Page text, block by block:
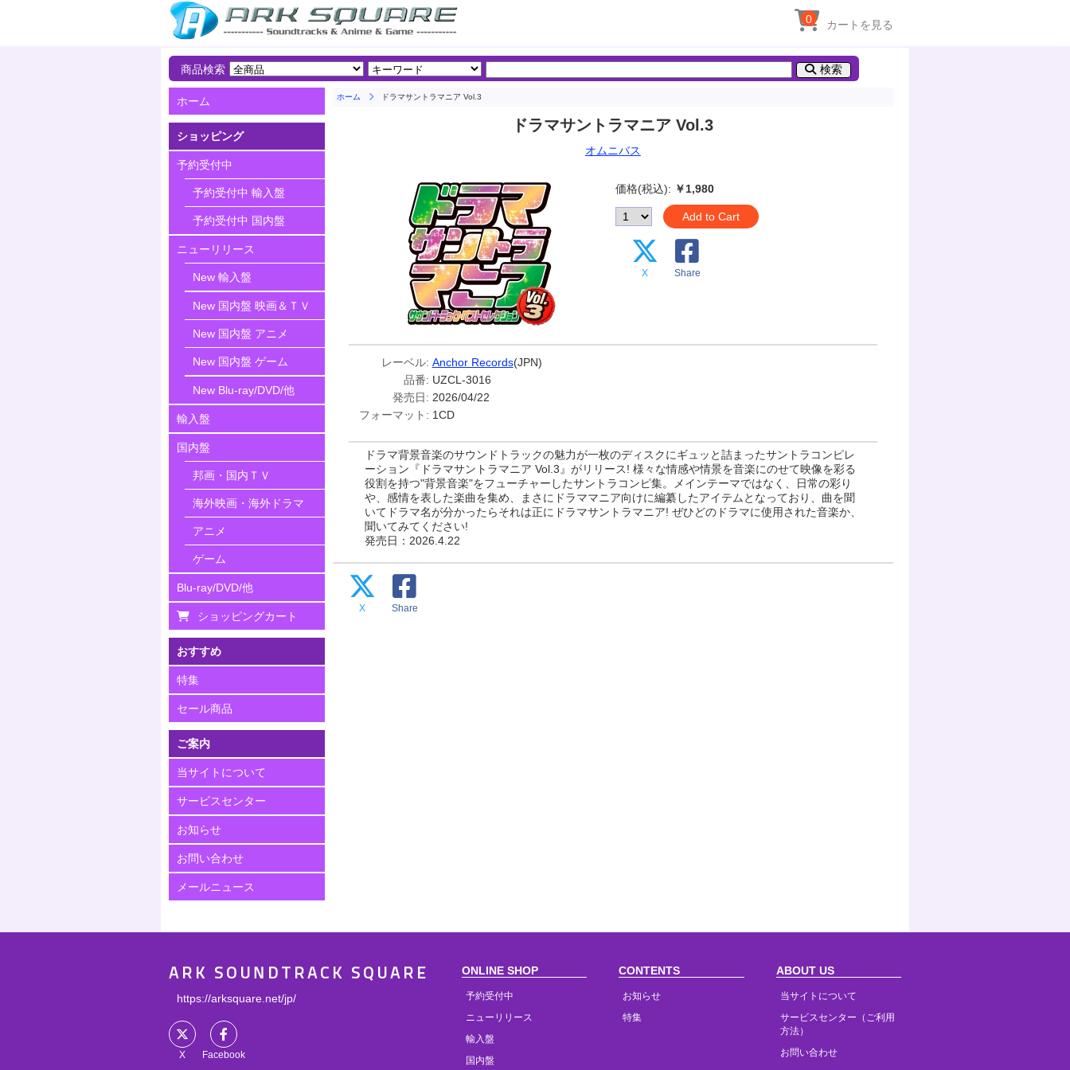
カートを見る
0
商品検索 検索
ホーム
ショッピング
予約受付中
予約受付中 輸入盤
予約受付中 国内盤
ニューリリース
New 輸入盤
New 国内盤 映画＆ＴＶ
New 国内盤 アニメ
New 国内盤 ゲーム
New Blu-ray/DVD/他
輸入盤
国内盤
邦画・国内ＴＶ
海外映画・海外ドラマ
アニメ
ゲーム
Blu-ray/DVD/他
ショッピングカート
おすすめ
特集
セール商品
ご案内
当サイトについて
サービスセンター
お知らせ
お問い合わせ
メールニュース
ホーム ドラマサントラマニア Vol.3
ドラマサントラマニア Vol.3
オムニバス
価格(税込): ￥1,980
Add to Cart
X Share
レーベル: Anchor Records(JPN)
品番: UZCL-3016
発売日: 2026/04/22
フォーマット: 1CD
ドラマ背景音楽のサウンドトラックの魅力が一枚のディスクにギュッと詰まったサントラコンピレ
ーション『ドラマサントラマニア Vol.3』がリリース! 様々な情感や情景を音楽にのせて映像を彩る
役割を持つ"背景音楽"をフューチャーしたサントラコンピ集。メインテーマではなく、日常の彩り
や、感情を表した楽曲を集め、まさにドラママニア向けに編纂したアイテムとなっており、曲を聞
いてドラマ名が分かったらそれは正にドラマサントラマニア! ぜひどのドラマに使用された音楽か、
聞いてみてください!
発売日：2026.4.22
X Share
ARK SOUNDTRACK SQUARE
https://arksquare.net/jp/
X Facebook
ONLINE SHOP
予約受付中
ニューリリース
輸入盤
国内盤
CONTENTS
お知らせ
特集
ABOUT US
当サイトについて
サービスセンター（ご利用
方法）
お問い合わせ